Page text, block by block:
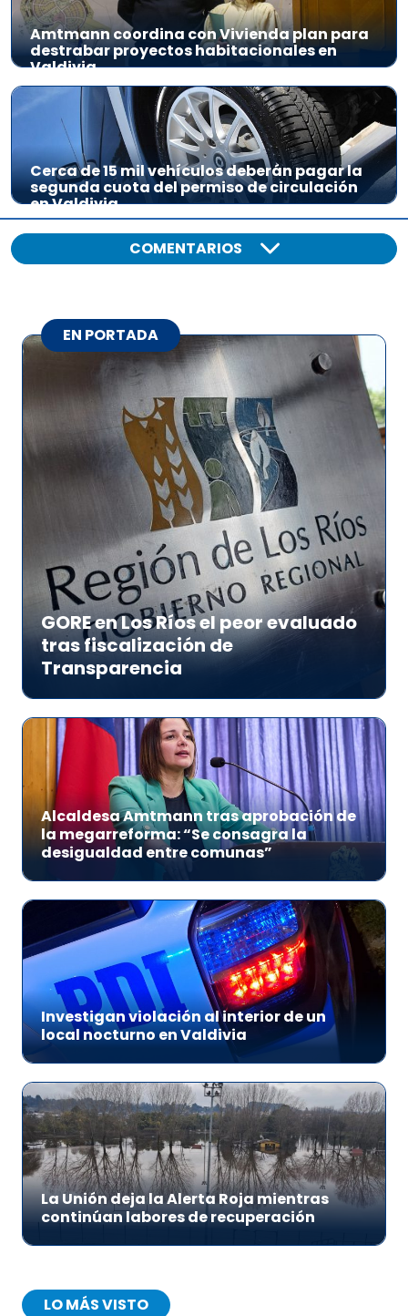
Amtmann coordina con Vivienda plan para
destrabar proyectos habitacionales en
Valdivia
Cerca de 15 mil vehículos deberán pagar la
segunda cuota del permiso de circulación
en Valdivia
COMENTARIOS
EN PORTADA
GORE en Los Ríos el peor evaluado
tras fiscalización de
Transparencia
Alcaldesa Amtmann tras aprobación de
la megarreforma: “Se consagra la
desigualdad entre comunas”
Investigan violación al interior de un
local nocturno en Valdivia
La Unión deja la Alerta Roja mientras
continúan labores de recuperación
LO MÁS VISTO